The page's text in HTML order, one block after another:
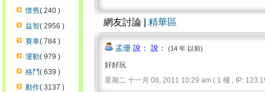
懷舊( 240 )
益智( 2956 )
賽車( 784 )
運動( 979 )
格鬥( 639 )
動作( 3137 )
網友討論 | 精華區
孟珊 說： 說： (14 年 以前)
好好玩
星期二 十一月 08, 2011 10:29 am ( 1 樓 , IP: